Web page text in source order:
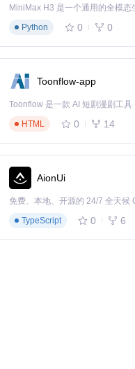
，适合密集排版的PDF文档。
示效果：
Python
0 0
Toonflow-app
HTML
0 14
AionUi
TypeScript
0 6